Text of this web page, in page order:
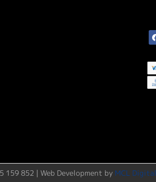
159 852 | Web Development by MCL Digital